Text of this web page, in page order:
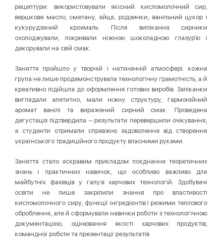
рецептури: використовували якісний кисломолочний сир,
вершкове масло, сметану, яйця, родзинки, ванільний цукор і
кукурудзяний крохмаль. Після випікання сирники
охолоджували, покривали ніжною шоколадною глазур’ю і
декорували на свій смак.
Заняття пройшло у творчій і натхненній атмосфері: кожна
група не лише продемонструвала технологічну грамотність, а й
креативно підійшла до оформлення готових виробів. Запіканки
виглядали апетитно, мали ніжну структуру, гармонійний
аромат ванілі та виражений сирний смак. Проведена
дегустація підтвердила – результати перевершили очікування,
а студенти отримали справжнє задоволення від створення
українського традиційного продукту власними руками.
Заняття стало яскравим прикладом поєднання теоретичних
знань і практичних навичок, що особливо важливо для
майбутніх фахівців у галузі харчових технологій. Здобувачі
освіти не лише закріпили знання про властивості
кисломолочного сиру, функції інгредієнтів і режими теплового
оброблення, але й сформували навички роботи з технологічною
документацією, оцінювання якості харчових продуктів,
командної роботи та презентації результатів.